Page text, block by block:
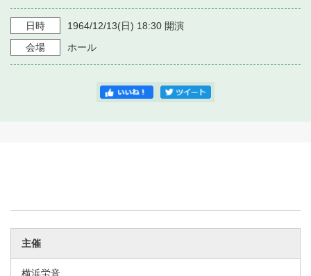
・ 利用料金
・ フロアマップ
・ 芸術参与
SNS
日時 1964/12/13(日) 18:30 開演
会場
ホール
主催
横浜労音